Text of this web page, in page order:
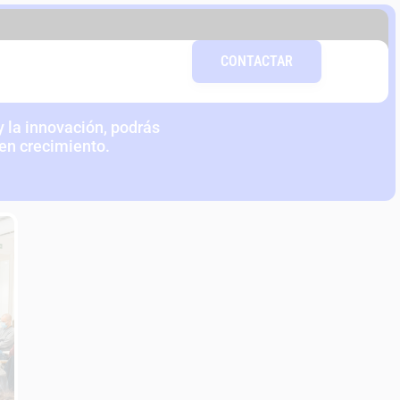
CONTACTAR
DEL
la innovación, podrás
crecimiento.